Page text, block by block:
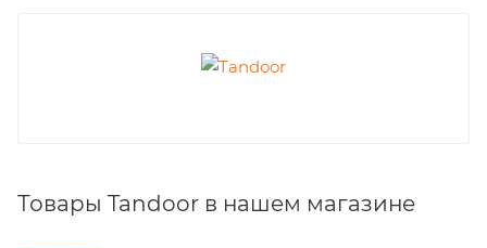
Товары Tandoor в нашем магазине